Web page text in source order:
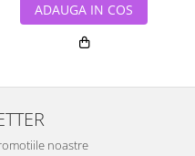
ADAUGA IN COS
noastre